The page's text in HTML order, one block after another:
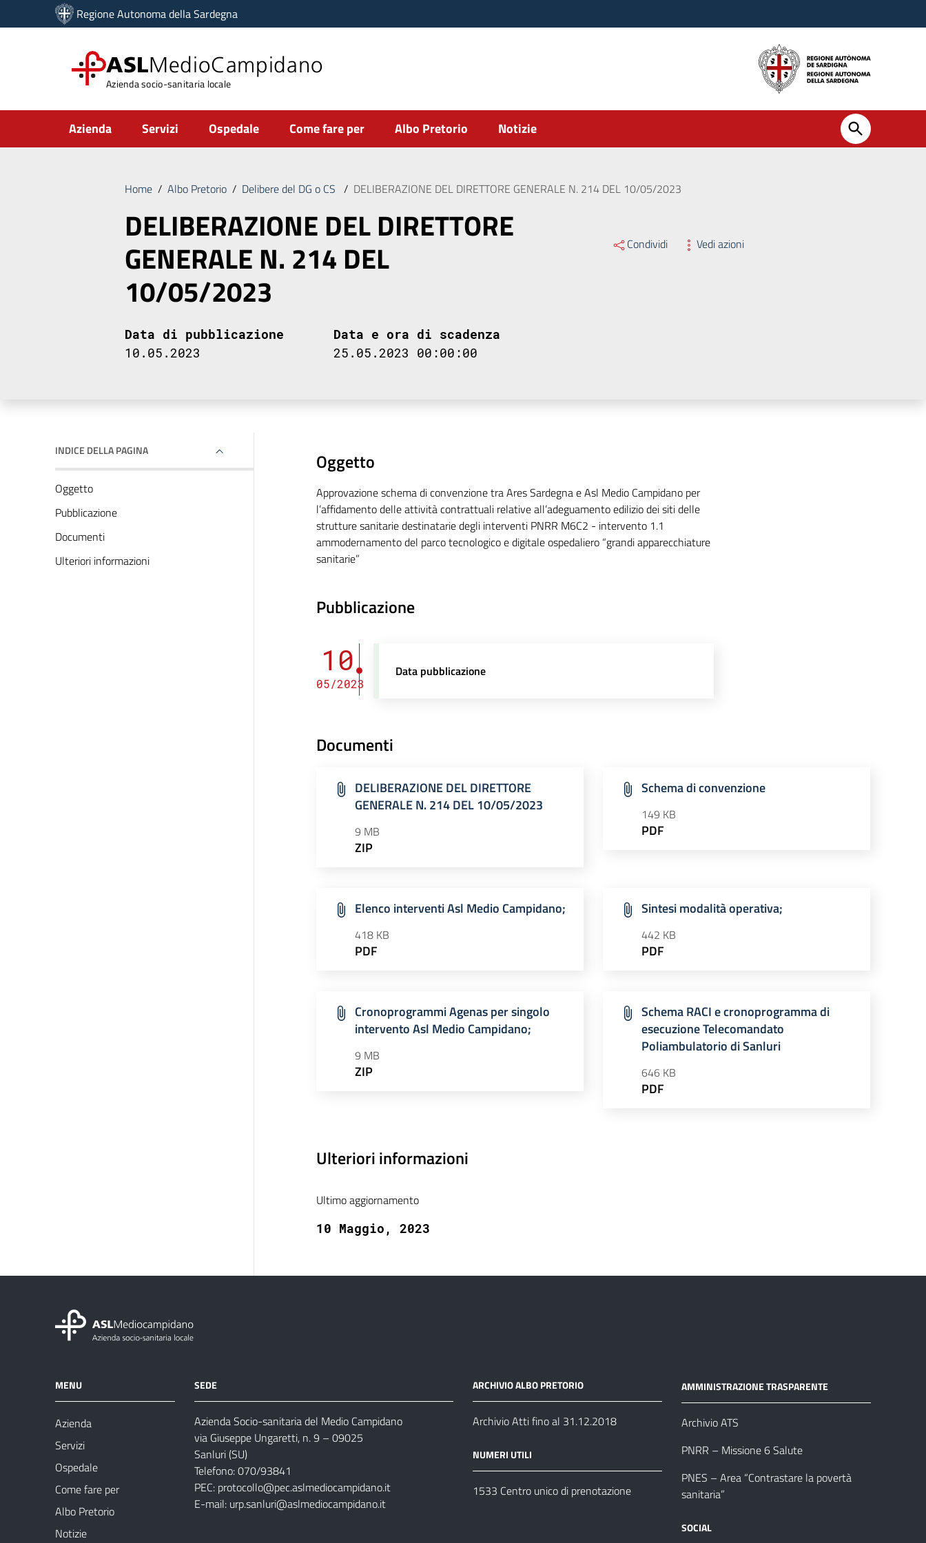
Vai ai contenuti
Vai al menu di navigazione
Regione Autonoma della Sardegna
ASLMedioCampidano
Azienda socio-sanitaria locale
Submenu
Azienda Servizi Ospedale Come fare per Albo Pretorio Notizie
Home / Albo Pretorio / Delibere del DG o CS / DELIBERAZIONE DEL DIRETTORE GENERALE N. 214 DEL 10/05/2023
DELIBERAZIONE DEL DIRETTORE
GENERALE N. 214 DEL
10/05/2023
Condividi Vedi azioni
Data di pubblicazione
10.05.2023
Data e ora di scadenza
25.05.2023 00:00:00
INDICE DELLA PAGINA
Oggetto
Pubblicazione
Documenti
Ulteriori informazioni
Oggetto
Approvazione schema di convenzione tra Ares Sardegna e Asl Medio Campidano per
l’affidamento delle attività contrattuali relative all’adeguamento edilizio dei siti delle
strutture sanitarie destinatarie degli interventi PNRR M6C2 - intervento 1.1
ammodernamento del parco tecnologico e digitale ospedaliero “grandi apparecchiature
sanitarie”
Pubblicazione
10
05/2023
Data pubblicazione
Documenti
DELIBERAZIONE DEL DIRETTORE
GENERALE N. 214 DEL 10/05/2023
9 MB
ZIP
Schema di convenzione
149 KB
PDF
Elenco interventi Asl Medio Campidano;
418 KB
PDF
Sintesi modalità operativa;
442 KB
PDF
Cronoprogrammi Agenas per singolo
intervento Asl Medio Campidano;
9 MB
ZIP
Schema RACI e cronoprogramma di
esecuzione Telecomandato
Poliambulatorio di Sanluri
646 KB
PDF
Ulteriori informazioni
Ultimo aggiornamento
10 Maggio, 2023
MENU
Azienda
Servizi
Ospedale
Come fare per
Albo Pretorio
Notizie
SEDE
Azienda Socio-sanitaria del Medio Campidano
via Giuseppe Ungaretti, n. 9 – 09025
Sanluri (SU)
Telefono: 070/93841
PEC: protocollo@pec.aslmediocampidano.it
E-mail: urp.sanluri@aslmediocampidano.it
ARCHIVIO ALBO PRETORIO
Archivio Atti fino al 31.12.2018
NUMERI UTILI
1533 Centro unico di prenotazione
AMMINISTRAZIONE TRASPARENTE
Archivio ATS
PNRR – Missione 6 Salute
PNES – Area “Contrastare la povertà
sanitaria”
SOCIAL